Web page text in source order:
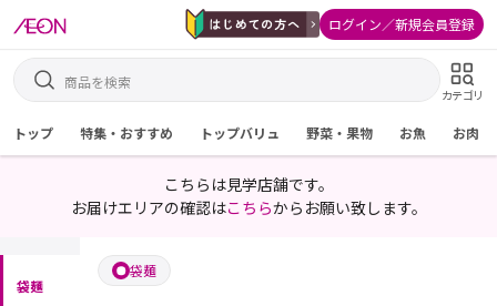
ログイン／新規会員登録
カテゴリ
トップ 特集・おすすめ トップバリュ 野菜・果物 お魚 お肉
こちらは見学店舗です。
お届けエリアの確認はこちらからお願い致します。
袋麺
袋麺